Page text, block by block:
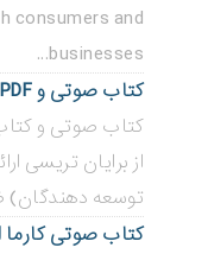
consumers and
businesses...
کتاب صوتی و PDF قدرت جذبه از برایان تریسی
از برایان تریسی
توسعه
کتاب صوتی کارما